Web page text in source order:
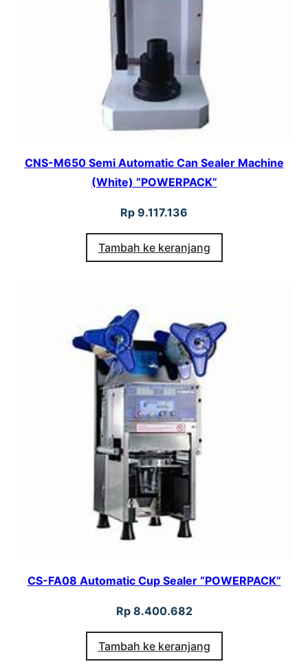
CNS-M650 Semi Automatic Can Sealer Machine
(White) “POWERPACK”
Rp 9.117.136
Tambah ke keranjang
CS-FA08 Automatic Cup Sealer “POWERPACK”
Rp8.400.682
Tambah ke keranjang